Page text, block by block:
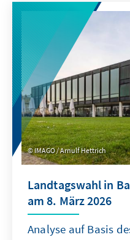
zugleich erhebliche
Investitionen und
sollte daher nicht
auch als
an der alle
müssen.
IMAGO / Arnulf Hettrich
Landtagswahl in
am 8. März 2026
Analyse auf Basis